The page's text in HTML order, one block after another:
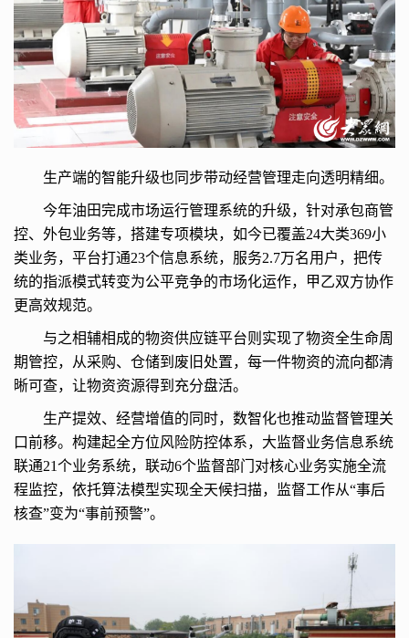
生产端的智能升级也同步带动经营管理走向透明精细。
今年油田完成市场运行管理系统的升级，针对承包商管
控、外包业务等，搭建专项模块，如今已覆盖24大类369小
类业务，平台打通23个信息系统，服务2.7万名用户，把传
统的指派模式转变为公平竞争的市场化运作，甲乙双方协作
更高效规范。
与之相辅相成的物资供应链平台则实现了物资全生命周
期管控，从采购、仓储到废旧处置，每一件物资的流向都清
晰可查，让物资资源得到充分盘活。
生产提效、经营增值的同时，数智化也推动监督管理关
口前移。构建起全方位风险防控体系，大监督业务信息系统
联通21个业务系统，联动6个监督部门对核心业务实施全流
程监控，依托算法模型实现全天候扫描，监督工作从“事后
核查”变为“事前预警”。